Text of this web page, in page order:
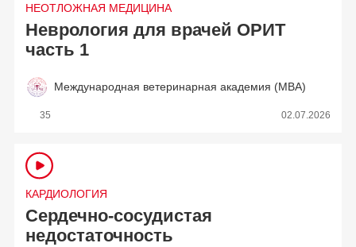
НЕОТЛОЖНАЯ МЕДИЦИНА
Неврология для врачей ОРИТ
часть 1
Международная ветеринарная академия (МВА)
35 02.07.2026
КАРДИОЛОГИЯ
Сердечно-сосудистая
недостаточность